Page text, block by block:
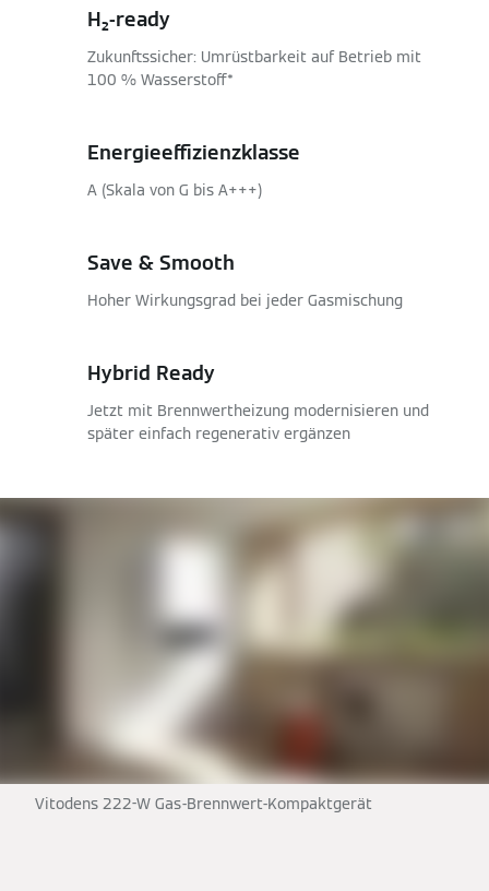
H₂-ready
Zukunftssicher: Umrüstbarkeit auf Betrieb mit
100 % Wasserstoff*
Energieeffizienzklasse
A (Skala von G bis A+++)
Save & Smooth
Hoher Wirkungsgrad bei jeder Gasmischung
Hybrid Ready
Jetzt mit Brennwertheizung modernisieren und
später einfach regenerativ ergänzen
Vitodens 222-W Gas-Brennwert-Kompaktgerät